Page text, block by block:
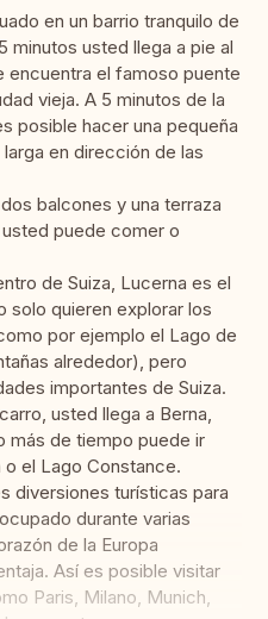
en un barrio tranquilo de
minutos usted llega a pie al
encuentra el famoso puente
vieja. A 5 minutos de la
posible hacer una pequeña
en dirección de las
balcones y una terraza
puede comer o
de Suiza, Lucerna es el
solo quieren explorar los
por ejemplo el Lago de
alrededor), pero
importantes de Suiza.
usted llega a Berna,
más de tiempo puede ir
o el Lago Constance.
diversiones turísticas para
durante varias
de la Europa
Así es posible visitar
Paris, Milano, Munich,